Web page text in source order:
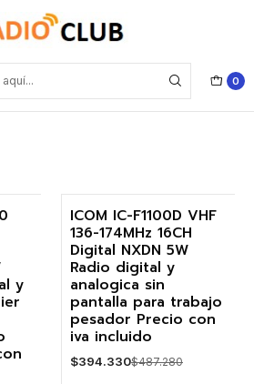
0
y
-19%
ICOM IC-F1100D VHF
136-174MHz 16CH
Digital NXDN 5W
Radio digital y
analogica sin
pantalla para trabajo
pesador Precio con
iva incluido
$394.330$487.280